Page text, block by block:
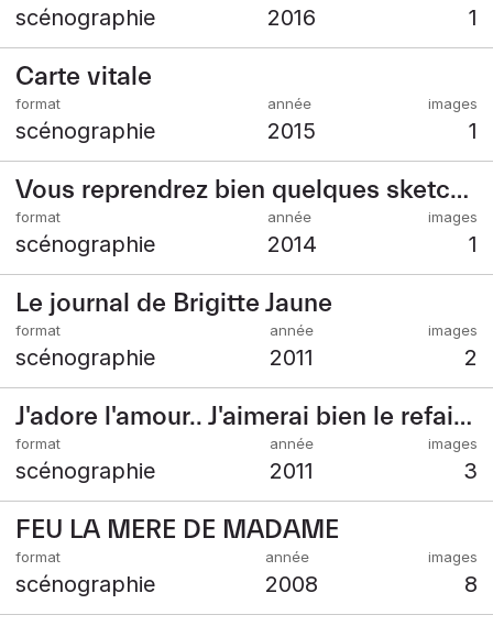
scénographie 2016 1
Carte vitale
scénographie 2015 1
Vous reprendrez bien quelques sketches ?
scénographie 2014 1
Le journal de Brigitte Jaune
scénographie 2011 2
J'adore l'amour.. J'aimerai bien le refaire un jour
scénographie 2011 3
FEU LA MERE DE MADAME
scénographie 2008 8